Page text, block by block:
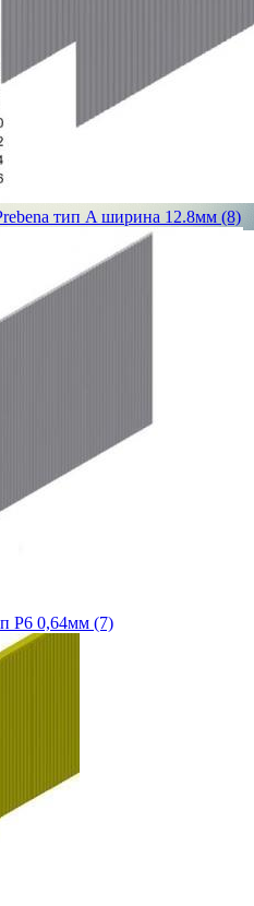
тип A ширина 12.8мм (8)
P6 0,64мм (7)